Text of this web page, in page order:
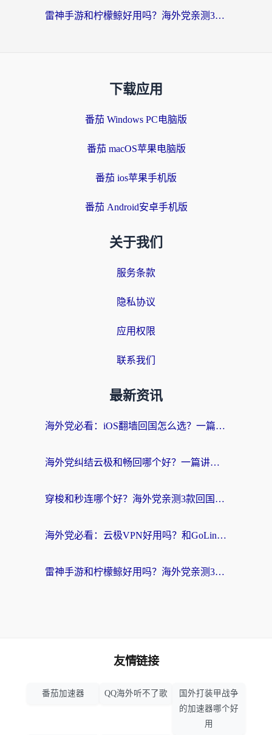
雷神手游和柠檬鲸好用吗？海外党亲测3款回国加速器，教你避开破解VPN坑
下载应用
番茄 Windows PC电脑版
番茄 macOS苹果电脑版
番茄 ios苹果手机版
番茄 Android安卓手机版
关于我们
服务条款
隐私协议
应用权限
联系我们
最新资讯
海外党必看：iOS翻墙回国怎么选？一篇搞定无缝访问国内资源
海外党纠结云极和畅回哪个好？一篇讲透回国加速器怎么选（附避坑指南）
穿梭和秒连哪个好？海外党亲测3款回国加速器，教你在国外正常浏览国内网站
海外党必看：云极VPN好用吗？和GoLinkVPN对比哪个回国效果更好？附真实体验指南
雷神手游和柠檬鲸好用吗？海外党亲测3款回国加速器，教你避开破解VPN坑
友情链接
番茄加速器 QQ海外听不了歌
国外打装甲战争
的加速器哪个好
用